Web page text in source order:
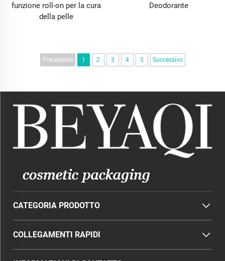
funzione roll-on per la cura
della pelle
Deodorante
Precedente 1 2 3 4 5 Successivo
CATEGORIA PRODOTTO
COLLEGAMENTI RAPIDI